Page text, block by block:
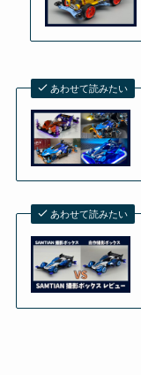
あわせて読みたい
あわせて読みたい